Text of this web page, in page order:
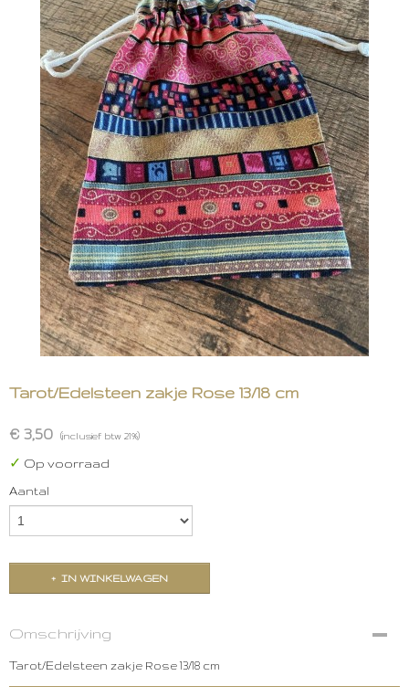
Tarot/Edelsteen zakje Rose 13/18 cm
€ 3,50 (inclusief btw 21%)
✓ Op voorraad
Aantal
IN WINKELWAGEN
Omschrijving
Tarot/Edelsteen zakje Rose 13/18 cm